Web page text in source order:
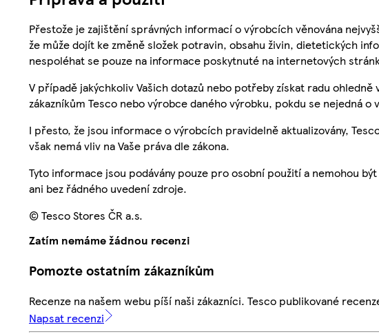
Přestože je zajištění správných informací o výrobcích věnována
že může dojít ke změně složek potravin, obsahu živin, dietetických
nespoléhat se pouze na informace poskytnuté na internetových
V případě jakýchkoliv Vašich dotazů nebo potřeby získat radu
zákazníkům Tesco nebo výrobce daného výrobku, pokdu se nejedná o
I přesto, že jsou informace o výrobcích pravidelně aktualizovány,
však nemá vliv na Vaše práva dle zákona.
Tyto informace jsou podávány pouze pro osobní použití a nemohou
ani bez řádného uvedení zdroje.
© Tesco Stores ČR a.s.
Zatím nemáme žádnou recenzi
Pomozte ostatním zákazníkům
Recenze na našem webu píší naši zákazníci. Tesco publikované
Napsat recenzi